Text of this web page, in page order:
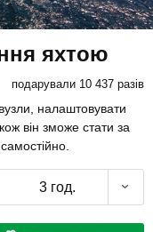
яхтою
подарували 10 437 разів
налаштовувати
він зможе стати за
3 год.